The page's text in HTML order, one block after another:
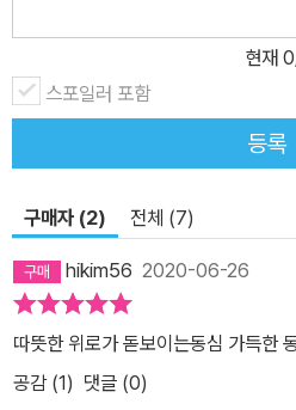
다.(「자꾸 피네, 양지꽃이」) 꽃도깨
릇을 날름 먹고는 둥실 배부른 보름달
습니다. 시의 형태와 말은 간결하고
과 장면은 구체적이고 생동하며 빛납
최소한의 드러냄으로 최대한의 의미
고자 하는 절제와 언어구사가 돋보입
덜어내는 것이 시 쓰기임을 확인하게
훨훨 날 수 있게 해줍니다.
현재 0
스포일러 포함
등록
구매자 (2) 전체 (7)
hikim56 2020-06-26
따뜻한 위로가 돋보이는동심 가득한
공감 (1) 댓글 (0)